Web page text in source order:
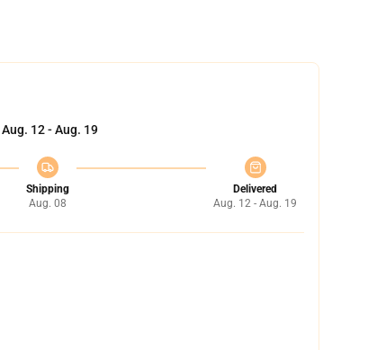
Aug. 12 - Aug. 19
Shipping
Aug. 08
Delivered
Aug. 12 - Aug. 19